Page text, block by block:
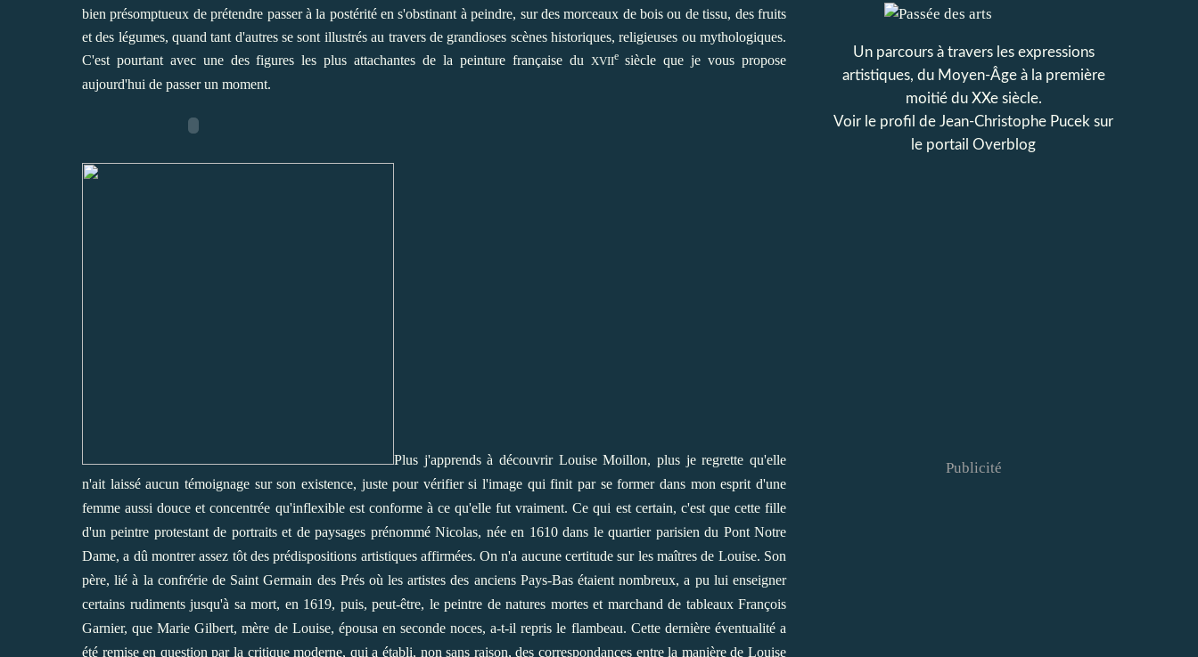
bien présomptueux de prétendre passer à la postérité en s'obstinant à peindre, sur des morceaux de bois ou de tissu, des fruits
et des légumes, quand tant d'autres se sont illustrés au travers de grandioses scènes historiques, religieuses ou mythologiques.
C'est pourtant avec une des figures les plus attachantes de la peinture française du XVIIesiècle que je vous propose
aujourd'hui de passer un moment.
Plus j'apprends à découvrir Louise Moillon, plus je regrette qu'elle
n'ait laissé aucun témoignage sur son existence, juste pour vérifier si l'image qui finit par se former dans mon esprit d'une
femme aussi douce et concentrée qu'inflexible est conforme à ce qu'elle fut vraiment. Ce qui est certain, c'est que cette fille
d'un peintre protestant de portraits et de paysages prénommé Nicolas, née en 1610 dans le quartier parisien du Pont Notre
Dame, a dû montrer assez tôt des prédispositions artistiques affirmées. On n'a aucune certitude sur les maîtres de Louise. Son
père, lié à la confrérie de Saint Germain des Prés où les artistes des anciens Pays-Bas étaient nombreux, a pu lui enseigner
certains rudiments jusqu'à sa mort, en 1619, puis, peut-être, le peintre de natures mortes et marchand de tableaux François
Garnier, que Marie Gilbert, mère de Louise, épousa en seconde noces, a-t-il repris le flambeau. Cette dernière éventualité a
été remise en question par la critique moderne, qui a établi, non sans raison, des correspondances entre la manière de Louise
Un parcours à travers les expressions
artistiques, du Moyen-Âge à la première
moitié du XXe siècle.
Voir le profil de Jean-Christophe Pucek sur
le portail Overblog
Publicité